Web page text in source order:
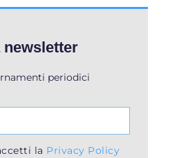
periodici
la Privacy Policy